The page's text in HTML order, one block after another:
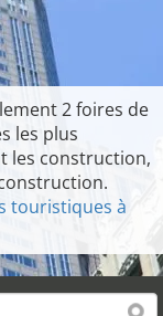
2 foires de
les plus
les construction,
touristiques à